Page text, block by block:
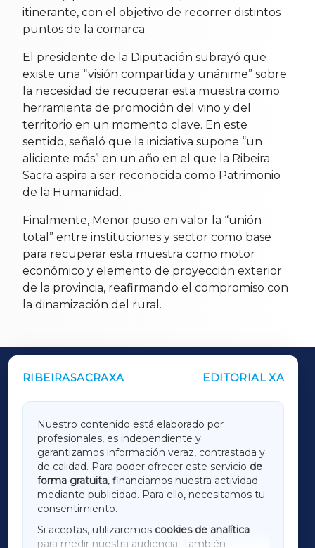
itinerante, con el objetivo de recorrer distintos
puntos de la comarca.
El presidente de la Diputación subrayó que
existe una “visión compartida y unánime” sobre
la necesidad de recuperar esta muestra como
herramienta de promoción del vino y del
territorio en un momento clave. En este
sentido, señaló que la iniciativa supone “un
aliciente más” en un año en el que la Ribeira
Sacra aspira a ser reconocida como Patrimonio
de la Humanidad.
Finalmente, Menor puso en valor la “unión
total” entre instituciones y sector como base
para recuperar esta muestra como motor
económico y elemento de proyección exterior
de la provincia, reafirmando el compromiso con
la dinamización del rural.
RIBEIRASACRAXA EDITORIAL XA
Nuestro contenido está elaborado por
profesionales, es independiente y
garantizamos información veraz, contrastada y
de calidad. Para poder ofrecer este servicio de
forma gratuita, financiamos nuestra actividad
mediante publicidad. Para ello, necesitamos tu
consentimiento.
Si aceptas, utilizaremos cookies de analítica
para medir nuestra audiencia. También
OUTROS PERIÓDICOS
LUGOXA
TERRACHAXA